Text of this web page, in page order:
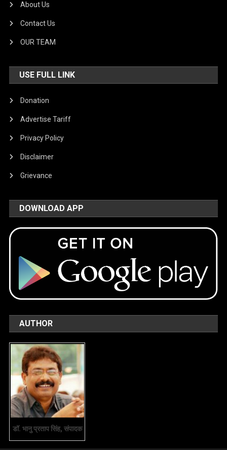
About Us
Contact Us
OUR TEAM
USE FULL LINK
Donation
Advertise Tariff
Privacy Policy
Disclaimer
Grievance
DOWNLOAD APP
AUTHOR
डॉ. भानु प्रताप सिंह, संपादक